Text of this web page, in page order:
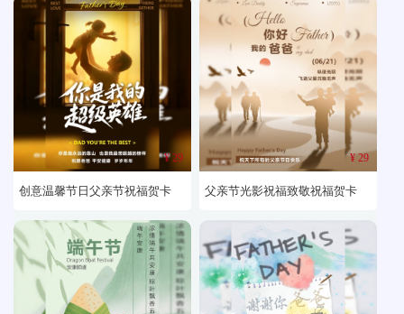
创意温馨节日父亲节祝福贺卡
¥ 29
父亲节光影祝福致敬祝福贺卡
¥ 29